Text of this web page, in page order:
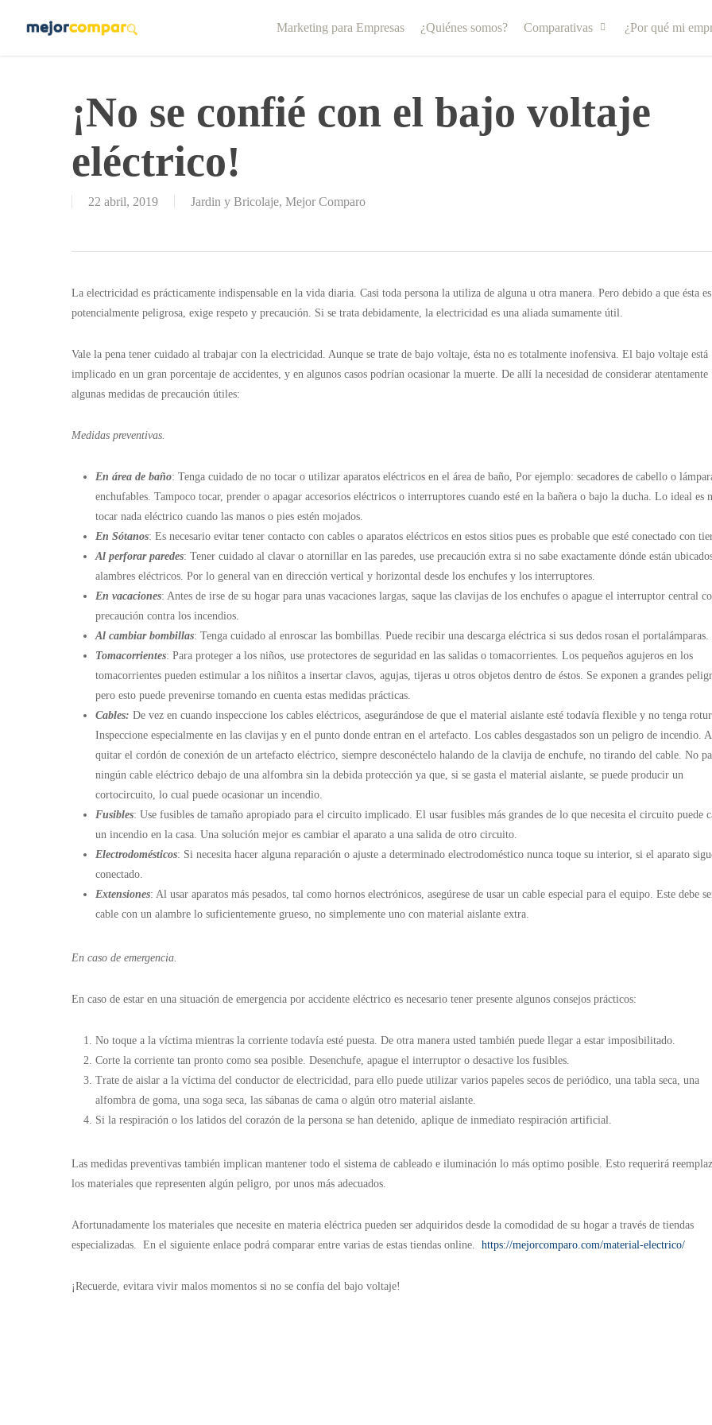
Marketing para Empresas ¿Quiénes somos? Comparativas ¿Por qué mi
¡No se confié con el bajo voltaje
eléctrico!
22 abril, 2019 Jardin y Bricolaje, Mejor Comparo
La electricidad es prácticamente indispensable en la vida diaria. Casi toda persona la utiliza de alguna u otra manera. Pero debido a que ésta es
potencialmente peligrosa, exige respeto y precaución. Si se trata debidamente, la electricidad es una aliada sumamente útil.
Vale la pena tener cuidado al trabajar con la electricidad. Aunque se trate de bajo voltaje, ésta no es totalmente inofensiva. El bajo voltaje está
implicado en un gran porcentaje de accidentes, y en algunos casos podrían ocasionar la muerte. De allí la necesidad de considerar atentamente
algunas medidas de precaución útiles:
Medidas preventivas.
En área de baño: Tenga cuidado de no tocar o utilizar aparatos eléctricos en el área de baño, Por ejemplo: secadores de cabello o
enchufables. Tampoco tocar, prender o apagar accesorios eléctricos o interruptores cuando esté en la bañera o bajo la ducha. Lo ideal es
tocar nada eléctrico cuando las manos o pies estén mojados.
En Sótanos: Es necesario evitar tener contacto con cables o aparatos eléctricos en estos sitios pues es probable que esté conectado con
Al perforar paredes: Tener cuidado al clavar o atornillar en las paredes, use precaución extra si no sabe exactamente dónde están
alambres eléctricos. Por lo general van en dirección vertical y horizontal desde los enchufes y los interruptores.
En vacaciones: Antes de irse de su hogar para unas vacaciones largas, saque las clavijas de los enchufes o apague el interruptor central
precaución contra los incendios.
Al cambiar bombillas: Tenga cuidado al enroscar las bombillas. Puede recibir una descarga eléctrica si sus dedos rosan el portalámparas.
Tomacorrientes: Para proteger a los niños, use protectores de seguridad en las salidas o tomacorrientes. Los pequeños agujeros en los
tomacorrientes pueden estimular a los niñitos a insertar clavos, agujas, tijeras u otros objetos dentro de éstos. Se exponen a grandes
pero esto puede prevenirse tomando en cuenta estas medidas prácticas.
Cables: De vez en cuando inspeccione los cables eléctricos, asegurándose de que el material aislante esté todavía flexible y no tenga
Inspeccione especialmente en las clavijas y en el punto donde entran en el artefacto. Los cables desgastados son un peligro de incendio.
quitar el cordón de conexión de un artefacto eléctrico, siempre desconéctelo halando de la clavija de enchufe, no tirando del cable. No
ningún cable eléctrico debajo de una alfombra sin la debida protección ya que, si se gasta el material aislante, se puede producir un
cortocircuito, lo cual puede ocasionar un incendio.
Fusibles: Use fusibles de tamaño apropiado para el circuito implicado. El usar fusibles más grandes de lo que necesita el circuito puede
un incendio en la casa. Una solución mejor es cambiar el aparato a una salida de otro circuito.
Electrodomésticos: Si necesita hacer alguna reparación o ajuste a determinado electrodoméstico nunca toque su interior, si el aparato
conectado.
Extensiones: Al usar aparatos más pesados, tal como hornos electrónicos, asegúrese de usar un cable especial para el equipo. Este debe
cable con un alambre lo suficientemente grueso, no simplemente uno con material aislante extra.
En caso de emergencia.
En caso de estar en una situación de emergencia por accidente eléctrico es necesario tener presente algunos consejos prácticos:
No toque a la víctima mientras la corriente todavía esté puesta. De otra manera usted también puede llegar a estar imposibilitado.
Corte la corriente tan pronto como sea posible. Desenchufe, apague el interruptor o desactive los fusibles.
Trate de aislar a la víctima del conductor de electricidad, para ello puede utilizar varios papeles secos de periódico, una tabla seca, una
alfombra de goma, una soga seca, las sábanas de cama o algún otro material aislante.
Si la respiración o los latidos del corazón de la persona se han detenido, aplique de inmediato respiración artificial.
Las medidas preventivas también implican mantener todo el sistema de cableado e iluminación lo más optimo posible. Esto requerirá
los materiales que representen algún peligro, por unos más adecuados.
Afortunadamente los materiales que necesite en materia eléctrica pueden ser adquiridos desde la comodidad de su hogar a través de tiendas
especializadas. En el siguiente enlace podrá comparar entre varias de estas tiendas online. https://mejorcomparo.com/material-electrico/
¡Recuerde, evitara vivir malos momentos si no se confía del bajo voltaje!